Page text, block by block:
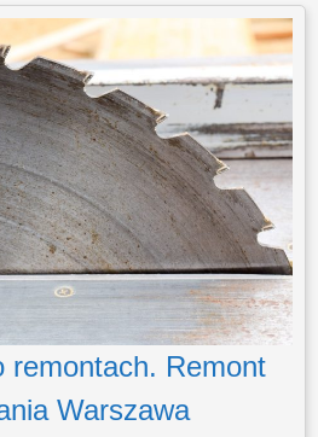
remontach. Remont
Warszawa